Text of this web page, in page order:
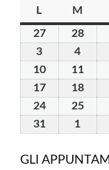
L
M
2727
Luglio
2026
2828
3
Agosto
2026
4
2026
1010
Agosto
2026
1111
2026
1717
Agosto
1818
2424
Agosto
2525
3131
2026
1
2026
GLI